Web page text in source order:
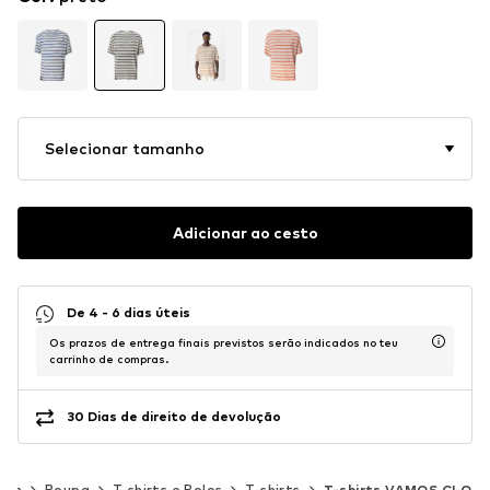
Selecionar tamanho
Adicionar ao cesto
De 4 - 6 dias úteis
Os prazos de entrega finais previstos serão indicados no teu
carrinho de compras.
30 Dias de direito de devolução